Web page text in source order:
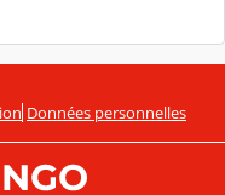
Données personnelles